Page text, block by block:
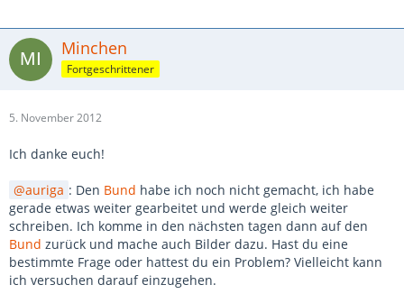
Minchen
Fortgeschrittener
5. November 2012
Ich danke euch!
auriga : Den Bund habe ich noch nicht gemacht, ich habe
gerade etwas weiter gearbeitet und werde gleich weiter
schreiben. Ich komme in den nächsten tagen dann auf den
Bund zurück und mache auch Bilder dazu. Hast du eine
bestimmte Frage oder hattest du ein Problem? Vielleicht kann
ich versuchen darauf einzugehen.